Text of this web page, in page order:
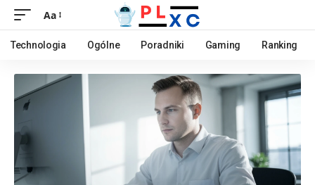
Aa
Technologia Ogólne Poradniki Gaming Ranking